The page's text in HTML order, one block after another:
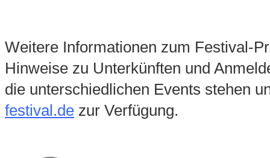
Weitere Informationen zum Festival-
Hinweise zu Unterkünften und
die unterschiedlichen Events stehen
festival.de zur Verfügung.